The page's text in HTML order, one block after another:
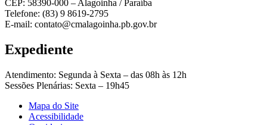
CEP: 58390-000 – Alagoinha / Paraíba
Telefone: (83) 9 8619-2795
E-mail: contato@cmalagoinha.pb.gov.br
Expediente
Atendimento: Segunda à Sexta – das 08h às 12h
Sessões Plenárias: Sexta – 19h45
Mapa do Site
Acessibilidade